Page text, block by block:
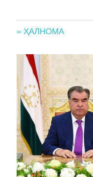
Post
navigation
« ҲАЛНОМА